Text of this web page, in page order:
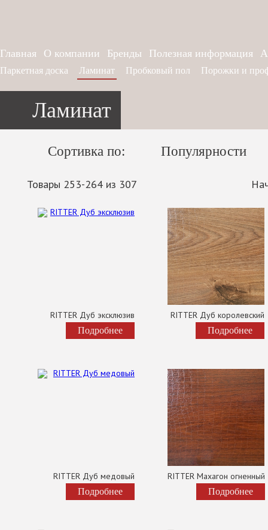
Главная О компании Бренды Полезная информация
Паркетная доска Ламинат Пробковый пол Порожки и
Ламинат
Сортивка по: Популярности
Товары 253-264 из 307
RITTER Дуб эксклюзив
Подробнее
RITTER Дуб королевский
Подробнее
RITTER Дуб медовый
Подробнее
RITTER Махагон огненный
Подробнее